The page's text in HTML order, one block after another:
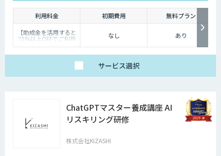
利用料金 初期費用
無料プラン
【助成金を活用すると
75%以上OFFでご利用
可能です】
まずはお気軽にお問い
なし あり
サービス選択
ChatGPTマスター養成講座 AI
リスキリング研修
株式会社KIZASHI